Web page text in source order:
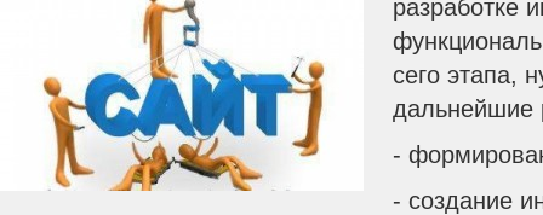
разработке
сего этапа,
дальнейшие
-
- создание